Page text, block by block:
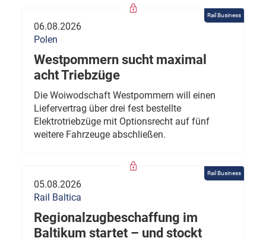
Rail Business
06.08.2026
Polen
Westpommern sucht maximal
acht Triebzüge
Die Woiwodschaft Westpommern will einen
Liefervertrag über drei fest bestellte
Elektrotriebzüge mit Optionsrecht auf fünf
weitere Fahrzeuge abschließen.
Rail Business
05.08.2026
Rail Baltica
Regionalzugbeschaffung im
Baltikum startet – und stockt